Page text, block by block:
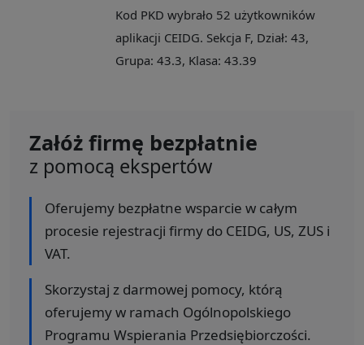
Kod PKD wybrało 52 użytkowników
aplikacji CEIDG. Sekcja F, Dział: 43,
Grupa: 43.3, Klasa: 43.39
Załóż firmę bezpłatnie
z pomocą ekspertów
Oferujemy bezpłatne wsparcie w całym
procesie rejestracji firmy do CEIDG, US, ZUS i
VAT.
Skorzystaj z darmowej pomocy, którą
oferujemy w ramach Ogólnopolskiego
Programu Wspierania Przedsiębiorczości.